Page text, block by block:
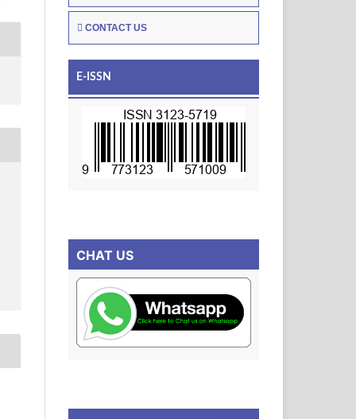
CONTACT US
E-ISSN
CHAT US